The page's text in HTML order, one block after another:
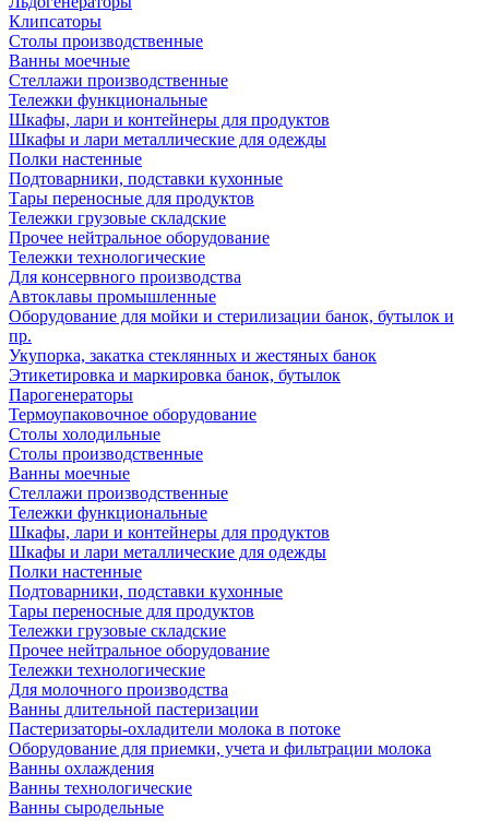
Клипсаторы
Столы производственные
Ванны моечные
Стеллажи производственные
Тележки функциональные
Шкафы, лари и контейнеры для продуктов
Шкафы и лари металлические для одежды
Полки настенные
Подтоварники, подставки кухонные
Тары переносные для продуктов
Тележки грузовые складские
Прочее нейтральное оборудование
Тележки технологические
Для консервного производства
Автоклавы промышленные
Оборудование для мойки и стерилизации банок, бутылок и
пр.
Укупорка, закатка стеклянных и жестяных банок
Этикетировка и маркировка банок, бутылок
Парогенераторы
Термоупаковочное оборудование
Столы холодильные
Столы производственные
Ванны моечные
Стеллажи производственные
Тележки функциональные
Шкафы, лари и контейнеры для продуктов
Шкафы и лари металлические для одежды
Полки настенные
Подтоварники, подставки кухонные
Тары переносные для продуктов
Тележки грузовые складские
Прочее нейтральное оборудование
Тележки технологические
Для молочного производства
Ванны длительной пастеризации
Пастеризаторы-охладители молока в потоке
Оборудование для приемки, учета и фильтрации молока
Ванны охлаждения
Ванны технологические
Ванны сыродельные